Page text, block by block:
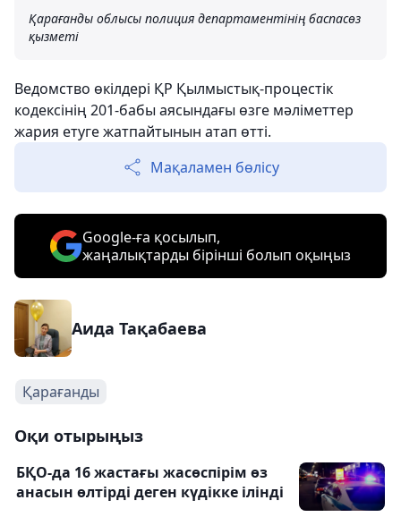
Қарағанды ​​облысы полиция департаментінің баспасөз
қызметі
Ведомство өкілдері ҚР Қылмыстық-процестік
кодексінің 201-бабы аясындағы өзге мәліметтер
жария етуге жатпайтынын атап өтті.
Мақаламен бөлісу
Google-ға қосылып,
жаңалықтарды бірінші болып оқыңыз
Аида Тақабаева
Қарағанды
Оқи отырыңыз
БҚО-да 16 жастағы жасөспірім өз
анасын өлтірді деген күдікке ілінді